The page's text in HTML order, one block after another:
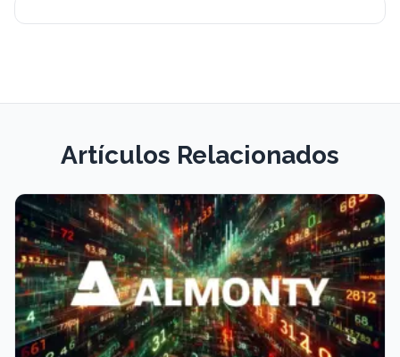
Artículos Relacionados